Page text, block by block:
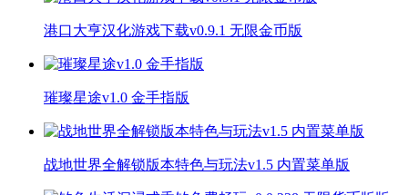
港口大亨汉化游戏下载v0.9.1 无限金币版
璀璨星途v1.0 金手指版
战地世界全解锁版本特色与玩法v1.5 内置菜单版